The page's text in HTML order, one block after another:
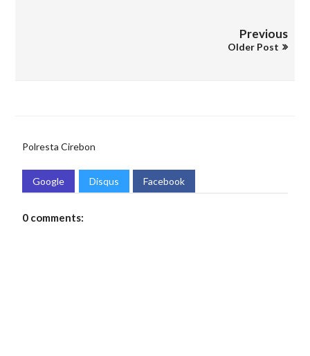
Previous
Older Post
Polresta Cirebon
Google Disqus Facebook
0 comments: